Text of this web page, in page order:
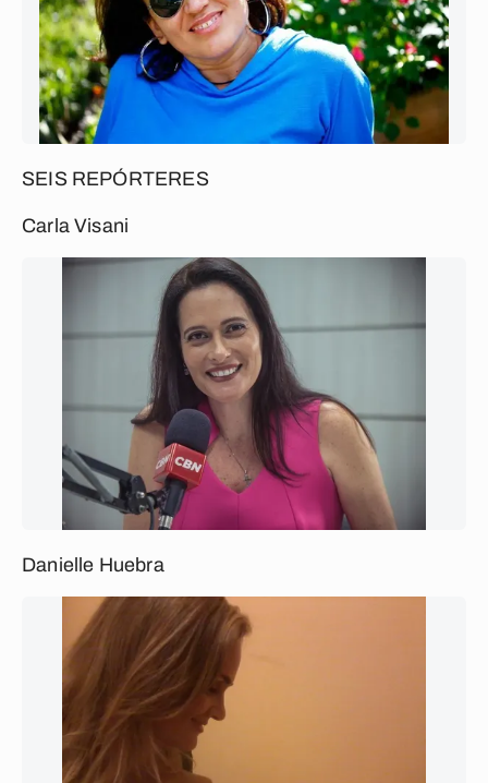
SEIS REPÓRTERES
Carla Visani
Danielle Huebra